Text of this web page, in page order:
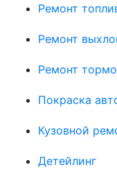
Ремонт
Ремонт
Ремонт
Покраска
Кузовной
Детейлинг